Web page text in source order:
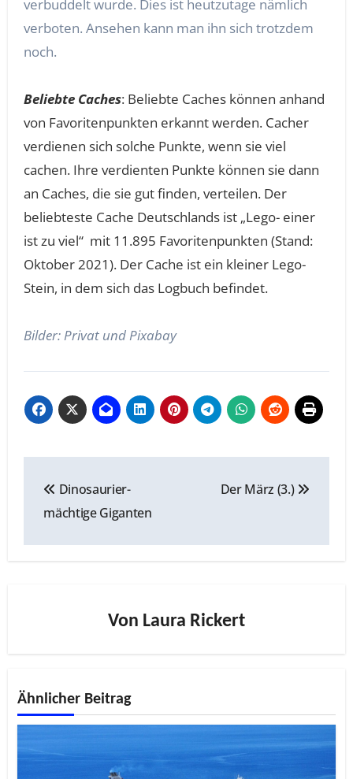
verbuddelt wurde. Dies ist heutzutage nämlich
verboten. Ansehen kann man ihn sich trotzdem
noch.
Beliebte Caches: Beliebte Caches können anhand
von Favoritenpunkten erkannt werden. Cacher
verdienen sich solche Punkte, wenn sie viel
cachen. Ihre verdienten Punkte können sie dann
an Caches, die sie gut finden, verteilen. Der
beliebteste Cache Deutschlands ist „Lego- einer
ist zu viel“ mit 11.895 Favoritenpunkten (Stand:
Oktober 2021). Der Cache ist ein kleiner Lego-
Stein, in dem sich das Logbuch befindet.
Bilder: Privat und Pixabay
Dinosaurier-
mächtige Giganten
Der März (3.)
Von Laura Rickert
Ähnlicher Beitrag